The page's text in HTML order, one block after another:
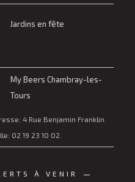
Jardins en fête
My Beers Chambray-les-
Tours
4 Rue Benjamin Franklin
02 19 23 10 02.
À VENIR